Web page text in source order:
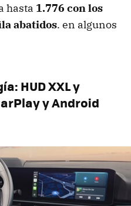
hasta 1.776 con los
abatidos. en algunos
HUD XXL y
y Android